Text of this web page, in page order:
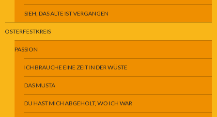
SIEH, DAS ALTE IST VERGANGEN
OSTERFESTKREIS
PASSION
ICH BRAUCHE EINE ZEIT IN DER WÜSTE
DAS MUSTA
DU HAST MICH ABGEHOLT, WO ICH WAR